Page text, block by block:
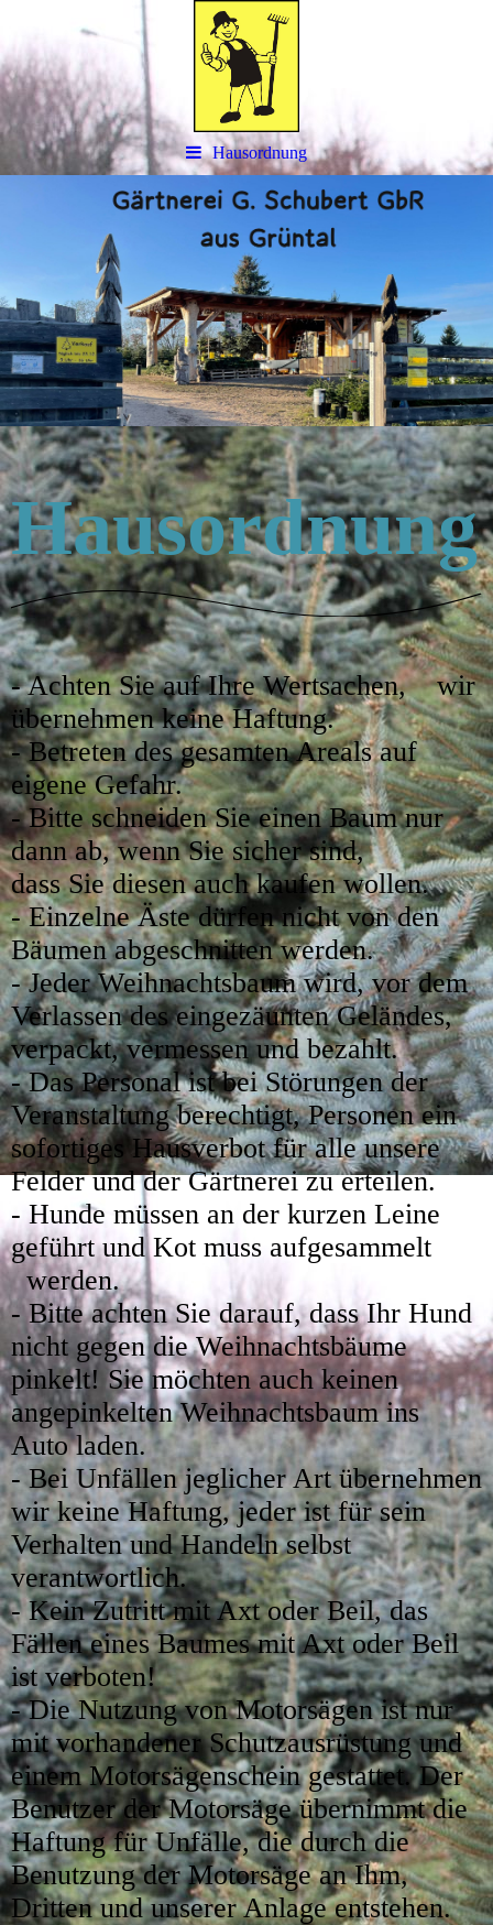
Hausordnung
Hausordnung
- Achten Sie auf Ihre Wertsachen, wir
übernehmen keine Haftung.
- Betreten des gesamten Areals auf
eigene Gefahr.
- Bitte schneiden Sie einen Baum nur
dann ab, wenn Sie sicher sind,
dass Sie diesen auch kaufen wollen.
- Einzelne Äste dürfen nicht von den
Bäumen abgeschnitten werden.
- Jeder Weihnachtsbaum wird, vor dem
Verlassen des eingezäunten Geländes,
verpackt, vermessen und bezahlt.
- Das Personal ist bei Störungen der
Veranstaltung berechtigt, Personen ein
sofortiges Hausverbot für alle unsere
Felder und der Gärtnerei zu erteilen.
- Hunde müssen an der kurzen Leine
geführt und Kot muss aufgesammelt
werden.
- Bitte achten Sie darauf, dass Ihr Hund
nicht gegen die Weihnachtsbäume
pinkelt! Sie möchten auch keinen
angepinkelten Weihnachtsbaum ins
Auto laden.
- Bei Unfällen jeglicher Art übernehmen
wir keine Haftung, jeder ist für sein
Verhalten und Handeln selbst
verantwortlich.
- Kein Zutritt mit Axt oder Beil, das
Fällen eines Baumes mit Axt oder Beil
ist verboten!
- Die Nutzung von Motorsägen ist nur
mit vorhandener Schutzausrüstung und
einem Motorsägenschein gestattet. Der
Benutzer der Motorsäge übernimmt die
Haftung für Unfälle, die durch die
Benutzung der Motorsäge an Ihm,
Dritten und unserer Anlage entstehen.